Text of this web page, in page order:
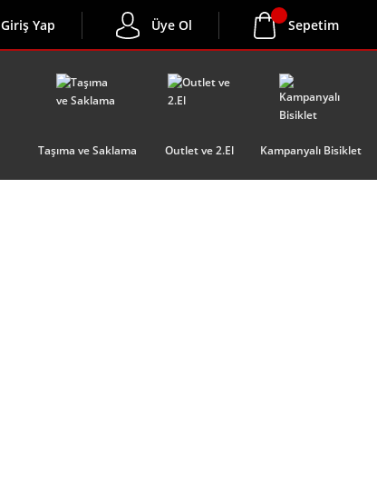
Giriş Yap Üye Ol Sepetim
Taşıma ve Saklama Outlet ve 2.El Kampanyalı Bisiklet